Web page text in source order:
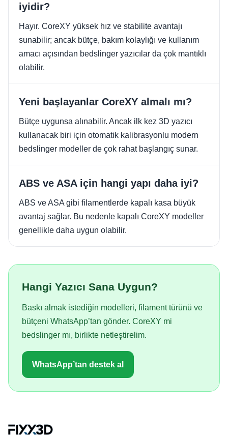
iyidir?
Hayır. CoreXY yüksek hız ve stabilite avantajı
sunabilir; ancak bütçe, bakım kolaylığı ve kullanım
amacı açısından bedslinger yazıcılar da çok mantıklı
olabilir.
Yeni başlayanlar CoreXY almalı mı?
Bütçe uygunsa alınabilir. Ancak ilk kez 3D yazıcı
kullanacak biri için otomatik kalibrasyonlu modern
bedslinger modeller de çok rahat başlangıç sunar.
ABS ve ASA için hangi yapı daha iyi?
ABS ve ASA gibi filamentlerde kapalı kasa büyük
avantaj sağlar. Bu nedenle kapalı CoreXY modeller
genellikle daha uygun olabilir.
Hangi Yazıcı Sana Uygun?
Baskı almak istediğin modelleri, filament türünü ve
bütçeni WhatsApp’tan gönder. CoreXY mi
bedslinger mı, birlikte netleştirelim.
WhatsApp’tan destek al